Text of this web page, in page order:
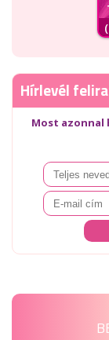
Hírlevél
Most azonnal